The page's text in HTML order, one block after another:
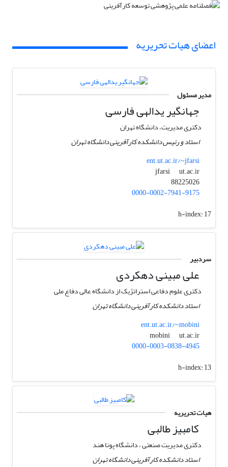
اعضای هیات تحریریه
مدیر مسئول
جهانگیر یدالهی فارسی
دکتری مدیریت، دانشگاه تهران
استاد و رئیس دانشکده کارآفرینی دانشگاه تهران
ent.ut.ac.ir/~jfarsi
jfarsi
ut.ac.ir
88225026
0000-0002-7941-9175
h-index:17
سردبیر
علی مبینی دهکردی
دکتری علوم دفاعی استراتژیک از دانشگاه عالی دفاع ملی
استاد دانشکده کارآفرینی دانشگاه تهران
ent.ut.ac.ir/~mobini
mobini
ut.ac.ir
0000-0003-0838-4945
h-index:13
هیات تحریریه
کامبیز طالبی
دکتری مدیریت صنعتی ، دانشگاه پونا هند
استاد دانشکده کارآفرینی دانشگاه تهران